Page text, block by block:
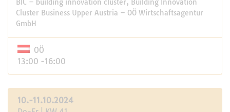
BIC – building innovation cluster, Building Innovation
Cluster Business Upper Austria – OÖ Wirtschaftsagentur
GmbH
OÖ
13:00 -16:00
10.-11.10.2024